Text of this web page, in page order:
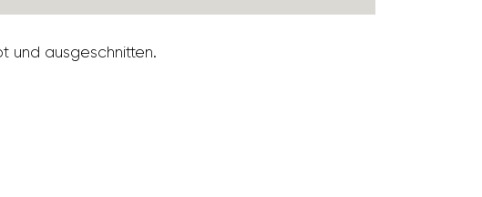
und ausge­schnitten.